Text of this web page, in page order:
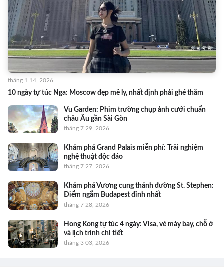
10 ngày tự túc Nga: Moscow đẹp mê ly, nhất định phải ghé thăm
tháng 1 14, 2026
Vu Garden: Phim trường chụp ảnh cưới chuẩn
châu Âu gần Sài Gòn
tháng 7 29, 2026
Khám phá Grand Palais miễn phí: Trải nghiệm
nghệ thuật độc đáo
tháng 7 27, 2026
Khám phá Vương cung thánh đường St. Stephen:
Điểm ngắm Budapest đỉnh nhất
tháng 7 28, 2026
Hong Kong tự túc 4 ngày: Visa, vé máy bay, chỗ ở
và lịch trình chi tiết
tháng 3 03, 2026